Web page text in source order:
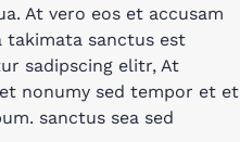
At vero eos et accusam
takimata sanctus est
sadipscing elitr, At
nonumy sed tempor et et
sanctus sea sed